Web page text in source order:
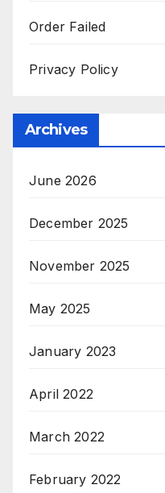
Order Failed
Privacy Policy
Archives
June 2026
December 2025
November 2025
May 2025
January 2023
April 2022
March 2022
February 2022